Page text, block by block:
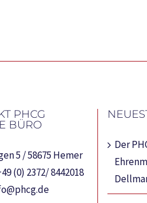
PHCG
BÜRO
5 / 58675 Hemer
(0) 2372/ 8442018
Der